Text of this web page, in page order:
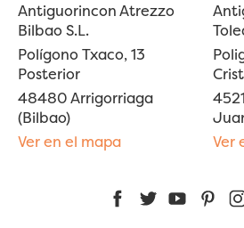
Antiguorincon Atrezzo
Bilbao S.L.
Polígono Txaco, 13
Posterior
48480 Arrigorriaga
(Bilbao)
Ver en el mapa
Ver
FacebookTwitter